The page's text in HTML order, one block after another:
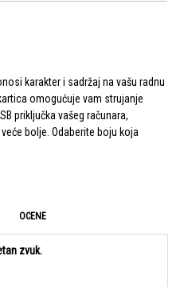
karakter i sadržaj na vašu radnu
omogućuje vam strujanje
priključka vašeg računara,
bolje. Odaberite boju koja
OCENE
zvuk.